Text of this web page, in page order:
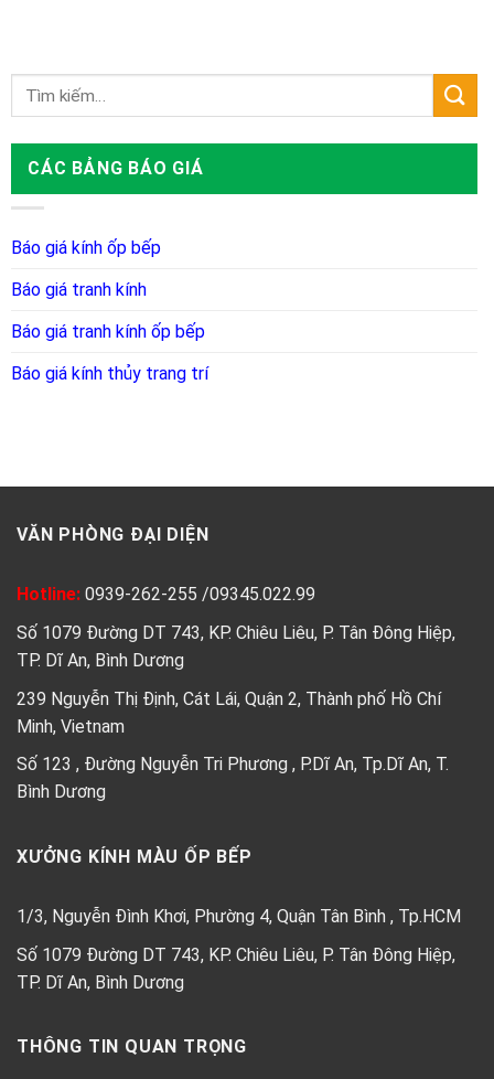
CÁC BẢNG BÁO GIÁ
Báo giá kính ốp bếp
Báo giá tranh kính
Báo giá tranh kính ốp bếp
Báo giá kính thủy trang trí
VĂN PHÒNG ĐẠI DIỆN
Hotline: 0939-262-255 /09345.022.99
Số 1079 Đường DT 743, KP. Chiêu Liêu, P. Tân Đông Hiệp,
TP. Dĩ An, Bình Dương
239 Nguyễn Thị Định, Cát Lái, Quận 2, Thành phố Hồ Chí
Minh, Vietnam
Số 123 , Đường Nguyễn Tri Phương , P.Dĩ An, Tp.Dĩ An, T.
Bình Dương
XƯỞNG KÍNH MÀU ỐP BẾP
1/3, Nguyễn Đình Khơi, Phường 4, Quận Tân Bình , Tp.HCM
Số 1079 Đường DT 743, KP. Chiêu Liêu, P. Tân Đông Hiệp,
TP. Dĩ An, Bình Dương
THÔNG TIN QUAN TRỌNG